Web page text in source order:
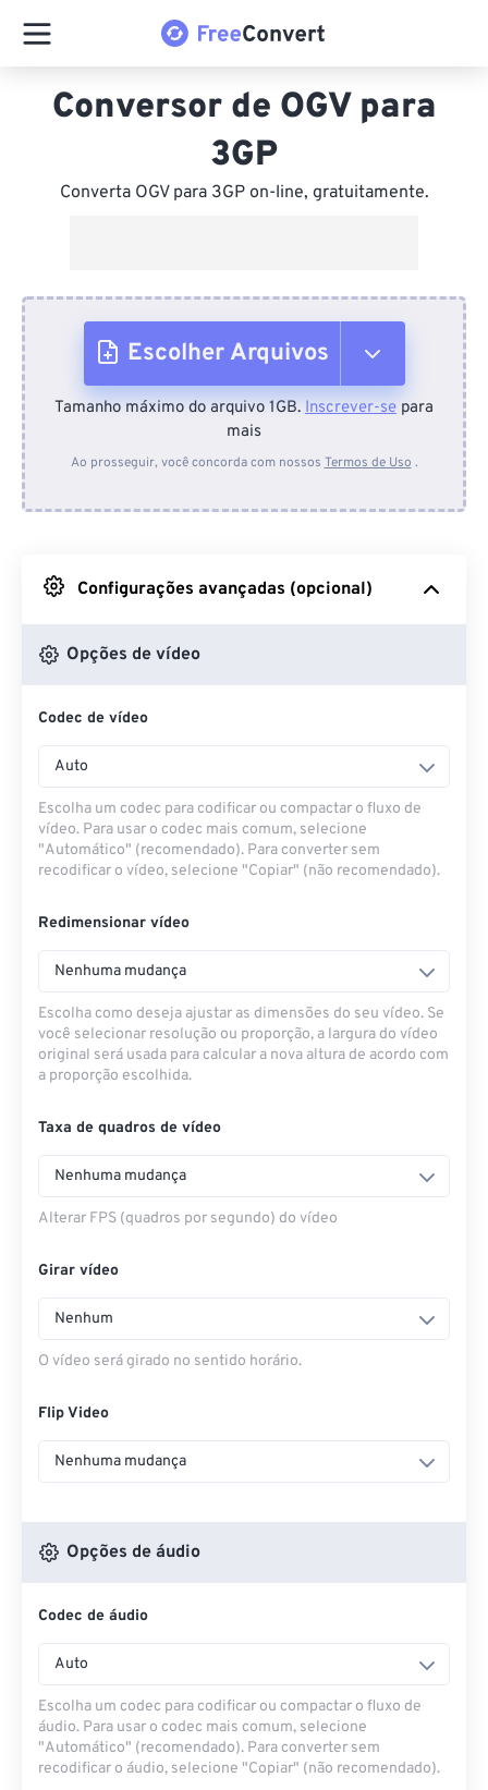
Conversor de OGV para
3GP
Converta OGV para 3GP on-line, gratuitamente.
Escolher Arquivos
Do dispositivo
Do Google Drive
Do OneDrive
Tamanho máximo do arquivo 1GB. Inscrever-se para
mais
Ao prosseguir, você concorda com nossos Termos de Uso .
Configurações avançadas (opcional)
Opções de vídeo
Codec de vídeo
Auto
Escolha um codec para codificar ou compactar o fluxo de
vídeo. Para usar o codec mais comum, selecione
"Automático" (recomendado). Para converter sem
recodificar o vídeo, selecione "Copiar" (não recomendado).
Redimensionar vídeo
Nenhuma mudança
Escolha como deseja ajustar as dimensões do seu vídeo. Se
você selecionar resolução ou proporção, a largura do vídeo
original será usada para calcular a nova altura de acordo com
a proporção escolhida.
Taxa de quadros de vídeo
Nenhuma mudança
Alterar FPS (quadros por segundo) do vídeo
Girar vídeo
Nenhum
O vídeo será girado no sentido horário.
Flip Video
Nenhuma mudança
Opções de áudio
Codec de áudio
Auto
Escolha um codec para codificar ou compactar o fluxo de
áudio. Para usar o codec mais comum, selecione
"Automático" (recomendado). Para converter sem
recodificar o áudio, selecione "Copiar" (não recomendado).